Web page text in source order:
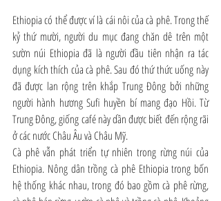
Ethiopia có thể được ví là cái nôi của cà phê. Trong thế
kỷ thứ mười, người du mục đang chăn dê trên một
sườn núi Ethiopia đã là người đầu tiên nhận ra tác
dụng kích thích của cà phê. Sau đó thứ thức uống này
đã được lan rộng trên khắp Trung Đông bởi những
người hành hương Sufi huyền bí mang đạo Hồi. Từ
Trung Đông, giống café này dần được biết đến rộng rãi
ở các nước Châu Âu và Châu Mỹ.
Cà phê vẫn phát triển tự nhiên trong rừng núi của
Ethiopia. Nông dân trồng cà phê Ethiopia trong bốn
hệ thống khác nhau, trong đó bao gồm cà phê rừng,